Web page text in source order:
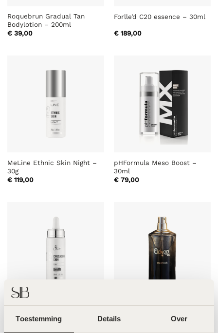
Toestemming Details Over
Roquebrun Gradual Tan
Bodylotion – 200ml
€39,00
Forlle’d C20 essence – 30ml
€189,00
MeLine Ethnic Skin Night –
30g
€119,00
pHFormula Meso Boost –
30ml
€79,00
30ml
50ml